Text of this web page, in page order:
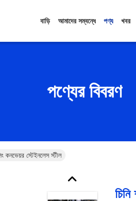
বাড়ি আমাদের সম্বন্ধে পণ্য খবর
পণ্যের বিবরণ
কনভেয়র স্টেইনলেস স্টীল